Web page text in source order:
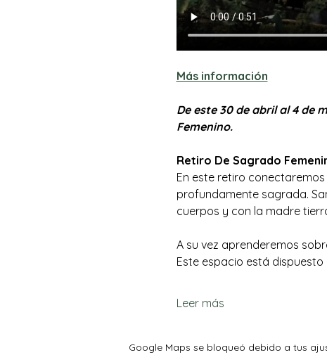
Más información
De este 30 de abril al 4 de
Femenino.
Retiro De Sagrado
En este retiro
profundamente sagrada.
cuerpos y con la madre
A su vez aprenderemos
Este espacio está
Leer más
Google Maps se bloqueó debido a tus